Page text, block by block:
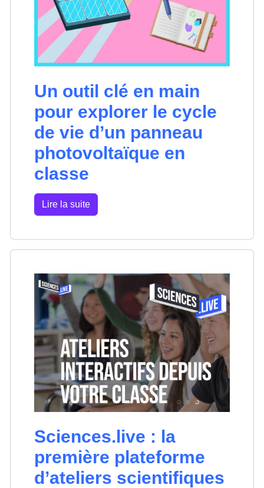
Un outil clé en main
pour explorer le cycle
de vie d’un panneau
photovoltaïque en
classe
Lire la suite
Sciences.live : la
première plateforme
d’ateliers scientifiques